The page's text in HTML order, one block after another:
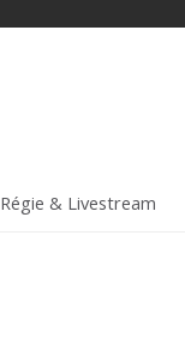
Régie & Livestream